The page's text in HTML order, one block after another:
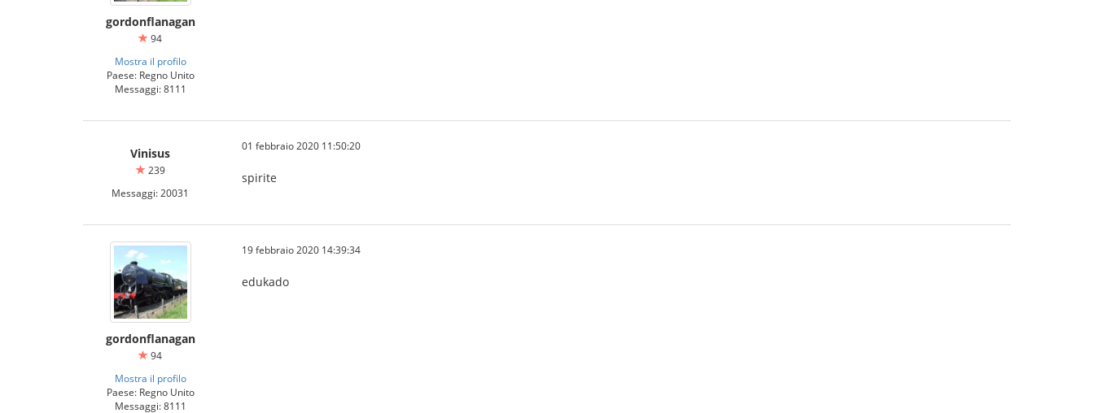
gordonflanagan
94
Mostra il profilo
Paese: Regno Unito
Messaggi: 8111
Vinisus
239
Messaggi: 20031
01 febbraio 2020 11:50:20
spirite
gordonflanagan
94
Mostra il profilo
Paese: Regno Unito
Messaggi: 8111
19 febbraio 2020 14:39:34
edukado